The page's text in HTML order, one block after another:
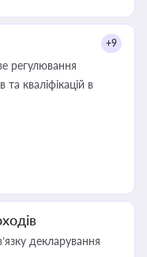
+9
регулювання
та кваліфікацій в
декларування